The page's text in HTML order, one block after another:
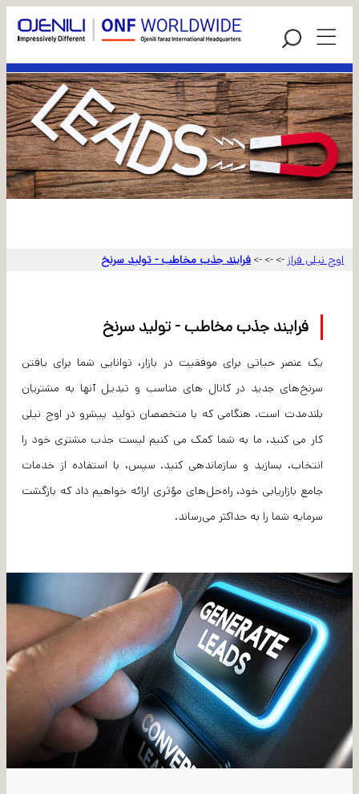
اوج نیلی فراز ->
->
-> فرایند جذب مخاطب - تولید سرنخ
فرایند جذب مخاطب - تولید سرنخ
یک عنصر حیاتی برای موفقیت در بازار، توانایی شما برای یافتن
سرنخ‌های جدید در کانال های مناسب و تبدیل آنها به مشتریان
بلندمدت است. هنگامی که با متخصصان تولید پیشرو در اوج نیلی
کار می کنید، ما به شما کمک می کنیم لیست جذب مشتری خود را
انتخاب، بسازید و سازماندهی کنید. سپس، با استفاده از خدمات
جامع بازاریابی خود، راه‌حل‌های مؤثری ارائه خواهیم داد که بازگشت
سرمایه شما را به حداکثر می‌رساند.